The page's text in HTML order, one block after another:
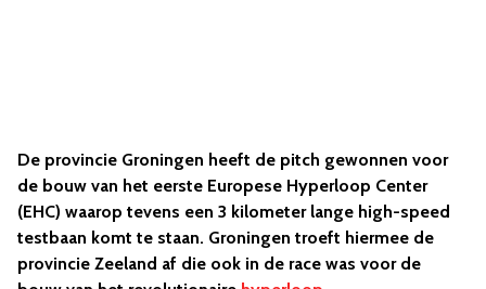
De provincie Groningen heeft de pitch gewonnen voor
de bouw van het eerste Europese Hyperloop Center
(EHC) waarop tevens een 3 kilometer lange high-speed
testbaan komt te staan. Groningen troeft hiermee de
provincie Zeeland af die ook in de race was voor de